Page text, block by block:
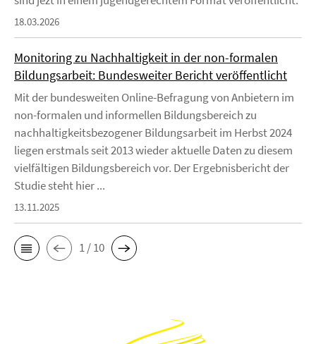
18.03.2026
Monitoring zu Nachhaltigkeit in der non-formalen
Bildungsarbeit: Bundesweiter Bericht veröffentlicht
Mit der bundesweiten Online-Befragung von Anbietern im
non-formalen und informellen Bildungsbereich zu
nachhaltigkeitsbezogener Bildungsarbeit im Herbst 2024
liegen erstmals seit 2013 wieder aktuelle Daten zu diesem
vielfältigen Bildungsbereich vor. Der Ergebnisbericht der
Studie steht hier ...
13.11.2025
1 / 10